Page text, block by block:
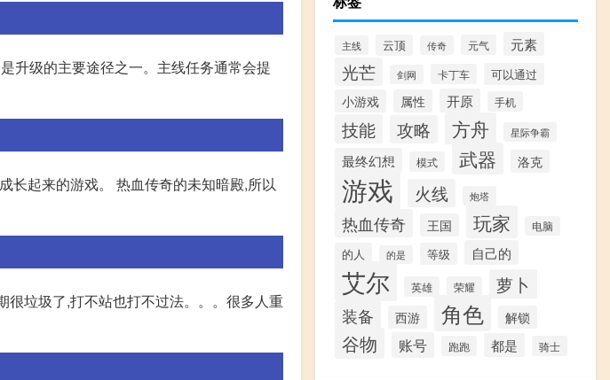
升级的主要途径之一。主线任务通常会提
长起来的游戏。 热血传奇的未知暗殿,所以
垃圾了,打不站也打不过法。。。很多人重
主线 云顶 传奇 元气 元素
光芒 剑网 卡丁车 可以通过
小游戏 属性 开原 手机
技能 攻略 方舟 星际争霸
最终幻想 模式 武器 洛克
游戏 火线 炮塔
热血传奇 王国 玩家 电脑
的人 的是 等级 自己的
艾尔 英雄 荣耀 萝卜
装备 西游 角色 解锁
谷物 账号 跑跑 都是 骑士